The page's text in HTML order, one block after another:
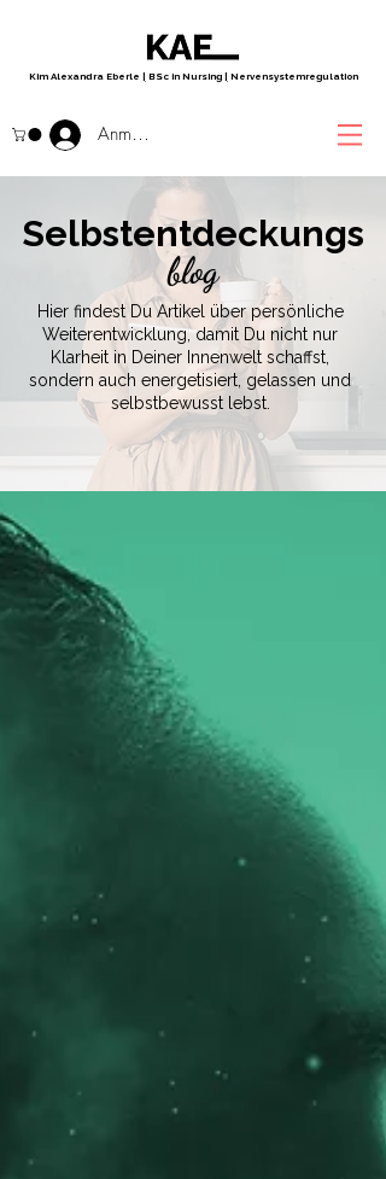
Kim Alexandra Eberle | BSc in Nursing | Nervensystemregulation
Anmelden
Selbstentdeckungs
blog
Hier findest Du Artikel über persönliche
Weiterentwicklung, damit Du nicht nur
Klarheit in Deiner Innenwelt schaffst,
sondern auch energetisiert, gelassen und
selbstbewusst lebst.